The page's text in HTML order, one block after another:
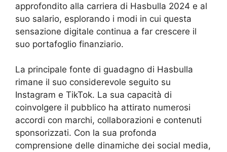
approfondito alla carriera di Hasbulla 2024 e al
suo salario, esplorando i modi in cui questa
sensazione digitale continua a far crescere il
suo portafoglio finanziario.
La principale fonte di guadagno di Hasbulla
rimane il suo considerevole seguito su
Instagram e TikTok. La sua capacità di
coinvolgere il pubblico ha attirato numerosi
accordi con marchi, collaborazioni e contenuti
sponsorizzati. Con la sua profonda
comprensione delle dinamiche dei social media,